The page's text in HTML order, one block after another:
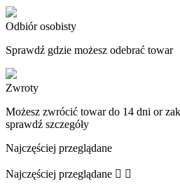
Odbiór osobisty
Sprawdź gdzie możesz odebrać towar
Zwroty
Możesz zwrócić towar do 14 dni or
sprawdź szczegóły
Najczęściej przeglądane
Najczęściej przeglądane  